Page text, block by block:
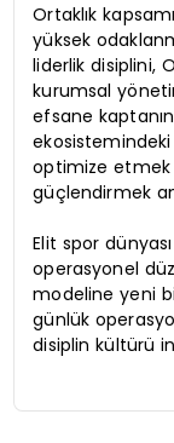
Ortaklık
yüksek
liderlik disiplini,
kurumsal
efsane
optimize etmek
güçlendirmek
Elit spor
operasyonel
modeline yeni
günlük
disiplin kültürü